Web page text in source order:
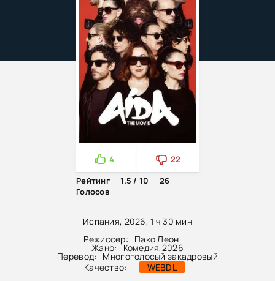
Испания, 2026, 1 ч 30 мин
Режиссер:
Пако Леон
Жанр: Комедия,2026
Перевод:
Многоголосый закадровый
Качество:
WEBDL
4
22
Рейтинг
1.5 / 10
26
Голосов